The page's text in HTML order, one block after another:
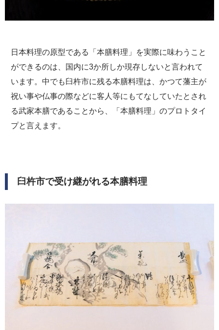
日本料理の原型である「本膳料理」を実際に味わうこと
ができるのは、国内に3か所しか現存しないと言われて
います。中でも臼杵市に残る本膳料理は、かつて藩主が
祝い事や仏事の際などに客人等にもてなしていたとされ
る武家本膳であることから、「本膳料理」のプロトタイ
プと言えます。
臼杵市で受け継がれる本膳料理